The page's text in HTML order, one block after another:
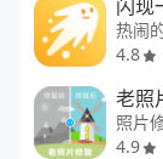
热闹
4.8
老照
照片
4.9